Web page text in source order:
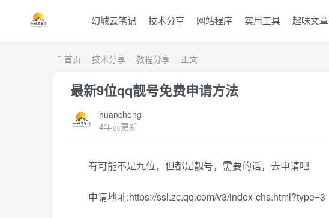
幻城云笔记 技术分享 网站程序 实用工具 趣味文章
首页 技术分享 教程分享 正文
最新9位qq靓号免费申请方法
huancheng
4年前更新
有可能不是九位，但都是靓号，需要的话，去申请吧
申请地址:https://ssl.zc.qq.com/v3/index-chs.html?type=3